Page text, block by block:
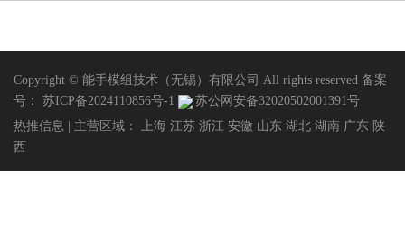
Copyright © 能手模组技术（无锡）有限公司 All rights reserved 备案
号：
苏ICP备2024110856号-1
苏公网安备32020502001391号
热推信息 | 主营区域： 上海 江苏 浙江 安徽 山东 湖北 湖南 广东 陕
西